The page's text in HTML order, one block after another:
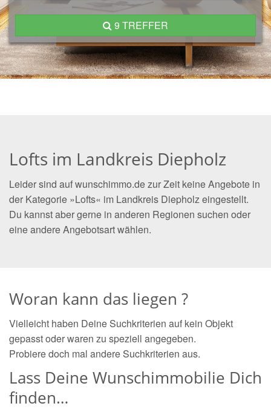
9 TREFFER
Lofts im Landkreis Diepholz
Leider sind auf wunschimmo.de zur Zeit keine Angebote in
der Kategorie »Lofts« im Landkreis Diepholz eingestellt.
Du kannst aber gerne in anderen Regionen suchen oder
eine andere Angebotsart wählen.
Woran kann das liegen ?
Vielleicht haben Deine Suchkriterien auf kein Objekt
gepasst oder waren zu speziell angegeben.
Probiere doch mal andere Suchkriterien aus.
Lass Deine Wunschimmobilie Dich
finden…